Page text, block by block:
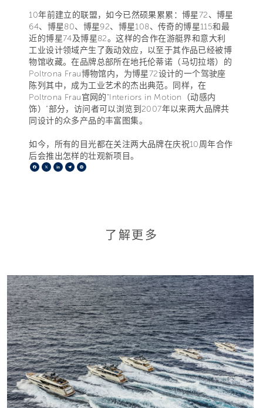
10年前建立的联盟，如今已然硕果累累：博星72、博星
64、博星80、博星92、博星108、传奇的博星115和最
近的博星74及博星82。这样的合作在游艇界和意大利
工业设计领域产生了轰动效应，以至于其作品已经被博
物馆收藏。在品牌总部所在地托伦蒂诺（马切拉塔）的
Poltrona Frau博物馆内，为博星72设计的一个驾驶座
陈列其中，成为工业艺术的杰出典范。同样，在
Poltrona Frau官网的“Interiors in Motion（动感内
饰）”部分，访问者可以浏览到2007年以来两大品牌共
同设计的众多产品的丰富图集。
如今，所有的目光都在关注两大品牌在庆祝10周年合作
后会推出怎样的壮观新项目。
Facebook
X LinkedIn
Telegram
了解更多